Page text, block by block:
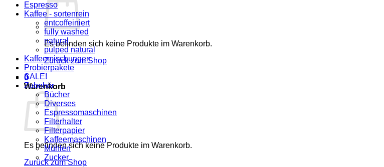
Es befinden sich keine Produkte im Warenkorb.
Zurück zum Shop
0
Warenkorb
Es befinden sich keine Produkte im Warenkorb.
Zurück zum Shop
Espresso
Kaffee - sortenrein
entcoffeiniert
fully washed
natural
pulped natural
Kaffeemischungen
Probierpakete
SALE!
Zubehör
Bücher
Diverses
Espressomaschinen
Filterhalter
Filterpapier
Kaffeemaschinen
Mühlen
Zucker